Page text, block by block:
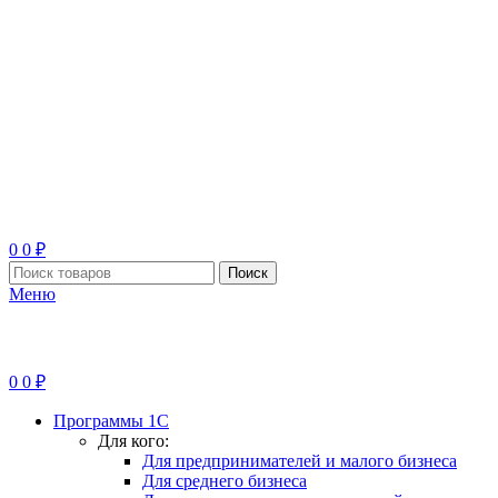
0 0 ₽
Поиск
Меню
0 0 ₽
Программы 1С
Для кого:
Для предпринимателей и малого бизнеса
Для среднего бизнеса